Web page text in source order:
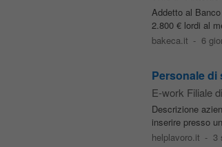
Addetto al
2.800 € lordi al
bakeca.it - 6
Personale di
E-work Filiale
Descrizione
inserire presso
helplavoro.it - 3